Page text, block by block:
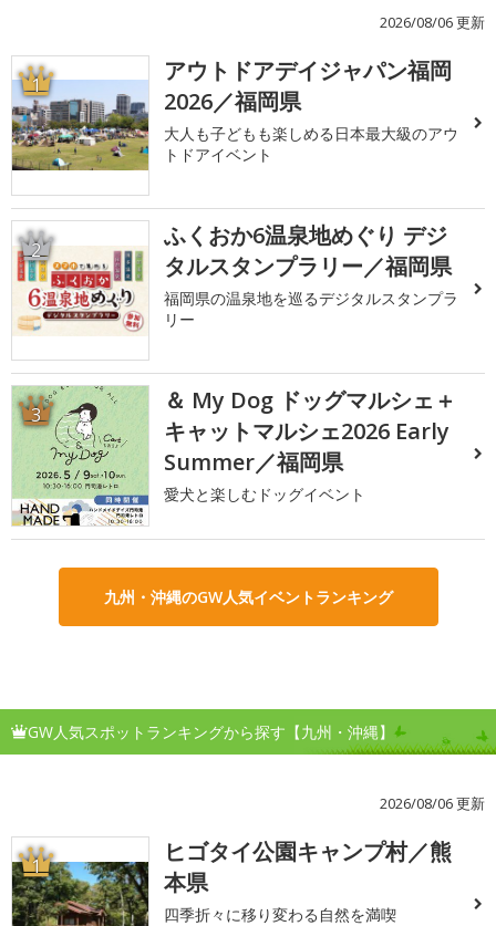
2026/08/06 更新
1
アウトドアデイジャパン福岡
2026／福岡県
大人も子どもも楽しめる日本最大級のアウ
トドアイベント
2
ふくおか6温泉地めぐり デジ
タルスタンプラリー／福岡県
福岡県の温泉地を巡るデジタルスタンプラ
リー
3
＆ My Dog ドッグマルシェ＋
キャットマルシェ2026 Early
Summer／福岡県
愛犬と楽しむドッグイベント
九州・沖縄のGW人気イベントランキング
GW人気スポットランキングから探す【九州・沖縄】
2026/08/06 更新
1
ヒゴタイ公園キャンプ村／熊
本県
四季折々に移り変わる自然を満喫